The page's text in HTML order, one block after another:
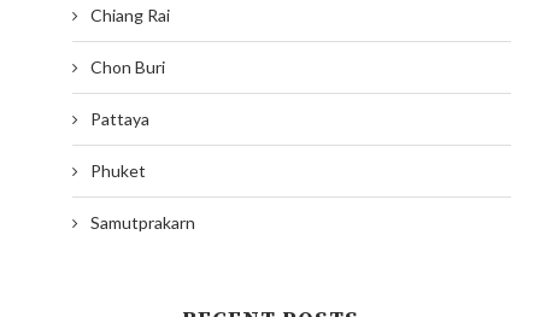
Chiang Rai
Chon Buri
Pattaya
Phuket
Samutprakarn